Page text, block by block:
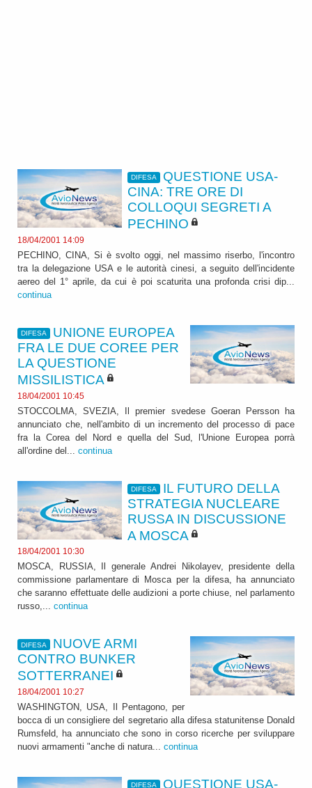
DIFESA
QUESTIONE USA-
CINA: TRE ORE DI
COLLOQUI SEGRETI A
PECHINO
18/04/2001 14:09
PECHINO, CINA, Si è svolto oggi, nel massimo riserbo, l'incontro
tra la delegazione USA e le autorità cinesi, a seguito dell'incidente
aereo del 1° aprile, da cui è poi scaturita una profonda crisi dip...
continua
DIFESA
UNIONE EUROPEA
FRA LE DUE COREE PER
LA QUESTIONE
MISSILISTICA
18/04/2001 10:45
STOCCOLMA, SVEZIA, Il premier svedese Goeran Persson ha
annunciato che, nell'ambito di un incremento del processo di pace
fra la Corea del Nord e quella del Sud, l'Unione Europea porrà
all'ordine del... continua
DIFESA
IL FUTURO DELLA
STRATEGIA NUCLEARE
RUSSA IN DISCUSSIONE
A MOSCA
18/04/2001 10:30
MOSCA, RUSSIA, Il generale Andrei Nikolayev, presidente della
commissione parlamentare di Mosca per la difesa, ha annunciato
che saranno effettuate delle audizioni a porte chiuse, nel parlamento
russo,... continua
DIFESA
NUOVE ARMI
CONTRO BUNKER
SOTTERRANEI
18/04/2001 10:27
WASHINGTON, USA, Il Pentagono, per
bocca di un consigliere del segretario alla difesa statunitense Donald
Rumsfeld, ha annunciato che sono in corso ricerche per sviluppare
nuovi armamenti "anche di natura... continua
DIFESA
QUESTIONE USA-